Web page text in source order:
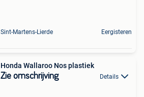
Sint-Martens-Lierde Eergisteren
Honda Wallaroo Nos plastiek
Zie omschrijving Details